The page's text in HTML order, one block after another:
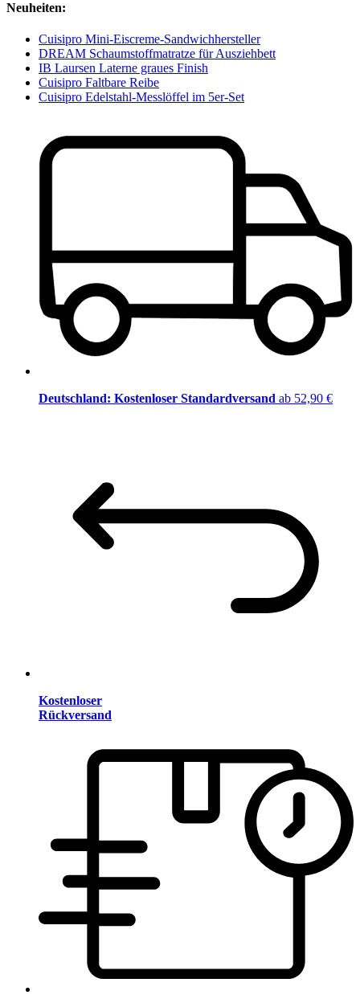
Neuheiten:
Cuisipro Mini-Eiscreme-Sandwichhersteller
DREAM Schaumstoffmatratze für Ausziehbett
IB Laursen Laterne graues Finish
Cuisipro Faltbare Reibe
Cuisipro Edelstahl-Messlöffel im 5er-Set
Deutschland: Kostenloser Standardversand ab 52,90 €
Kostenloser
Rückversand